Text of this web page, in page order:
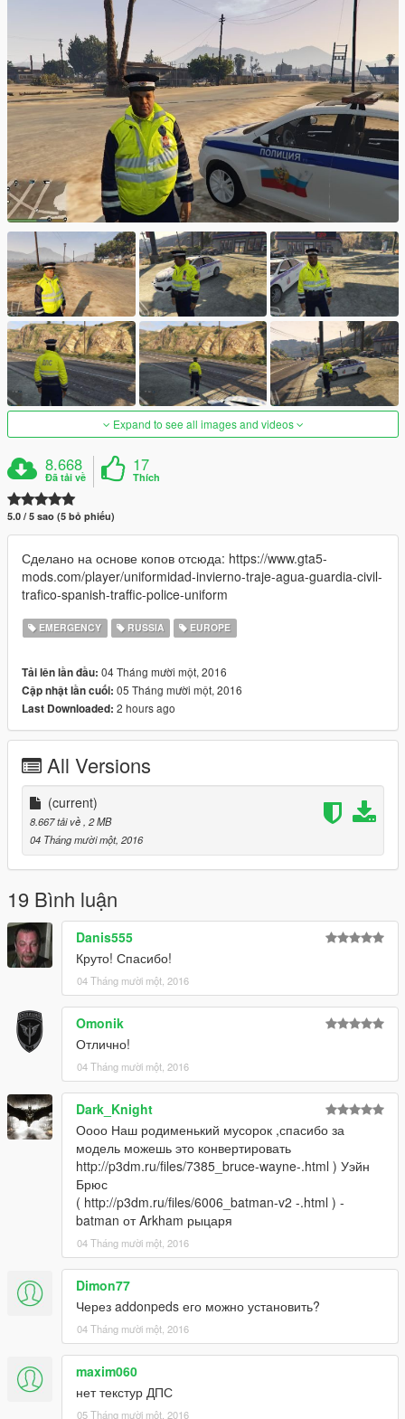
Expand to see all images and videos
8.668
Đã tải về
17
Thích
5.0 / 5 sao (5 bỏ phiếu)
Сделано на основе копов отсюда: https://www.gta5-
mods.com/player/uniformidad-invierno-traje-agua-guardia-civil-
trafico-spanish-traffic-police-uniform
EMERGENCY RUSSIA EUROPE
Tải lên lần đầu: 04 Tháng mười một, 2016
Cập nhật lần cuối: 05 Tháng mười một, 2016
Last Downloaded: 2 hours ago
All Versions
(current)
8.667 tải về, 2 MB
04 Tháng mười một, 2016
19 Bình luận
Danis555
Круто! Спасибо!
04 Tháng mười một, 2016
Omonik
Отлично!
04 Tháng mười một, 2016
Dark_Knight
Оооо Наш родименький мусорок ,спасибо за
модель можешь это конвертировать
http://p3dm.ru/files/7385_bruce-wayne-.html ) Уэйн
Брюс
( http://p3dm.ru/files/6006_batman-v2 -.html ) -
batman от Arkham рыцаря
04 Tháng mười một, 2016
Dimon77
Через addonpeds его можно установить?
04 Tháng mười một, 2016
maxim060
нет текстур ДПС
05 Tháng mười một, 2016